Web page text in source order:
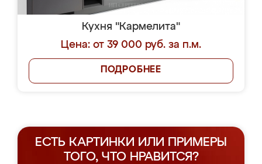
Кухня "Кармелита"
Цена: от 39 000 руб. за п.м.
ПОДРОБНЕЕ
ЕСТЬ КАРТИНКИ ИЛИ ПРИМЕРЫ
ТОГО, ЧТО НРАВИТСЯ?